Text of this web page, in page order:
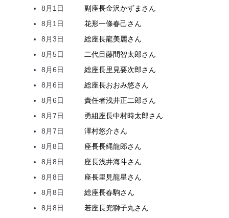
8月1日 副座長金沢かずま さん
8月1日
花形一條春己さん
8月3日
総座長龍美麗さん
8月5日
二代目藤間智太郎さん
8月6日
総座長里見要次郎さん
8月6日
総座長おおみ悠さん
8月6日
責任者浅井正二郎さん
8月7日
勇組座長中村時太郎さん
8月7日
澤村悠介さん
8月8日
座長長縄龍郎さん
8月8日
座長浅井海斗さん
8月8日
座長里見龍星さん
8月8日
総座長春駒さん
8月8日
若座長兜獅子丸さん